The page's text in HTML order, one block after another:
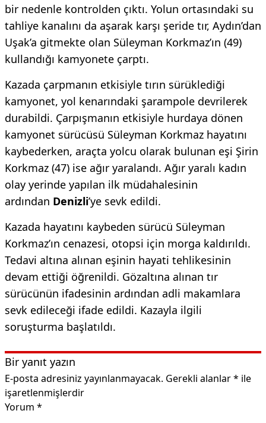
bir nedenle kontrolden çıktı. Yolun ortasındaki su
tahliye kanalını da aşarak karşı şeride tır, Aydın’dan
Uşak’a gitmekte olan Süleyman Korkmaz’ın (49)
kullandığı kamyonete çarptı.
Kazada çarpmanın etkisiyle tırın sürüklediği
kamyonet, yol kenarındaki şarampole devrilerek
durabildi. Çarpışmanın etkisiyle hurdaya dönen
kamyonet sürücüsü Süleyman Korkmaz hayatını
kaybederken, araçta yolcu olarak bulunan eşi Şirin
Korkmaz (47) ise ağır yaralandı. Ağır yaralı kadın
olay yerinde yapılan ilk müdahalesinin
ardından Denizli’ye sevk edildi.
Kazada hayatını kaybeden sürücü Süleyman
Korkmaz’ın cenazesi, otopsi için morga kaldırıldı.
Tedavi altına alınan eşinin hayati tehlikesinin
devam ettiği öğrenildi. Gözaltına alınan tır
sürücünün ifadesinin ardından adli makamlara
sevk edileceği ifade edildi. Kazayla ilgili
soruşturma başlatıldı.
Bir yanıt yazın
E-posta adresiniz yayınlanmayacak. Gerekli alanlar* ile
işaretlenmişlerdir
Yorum *